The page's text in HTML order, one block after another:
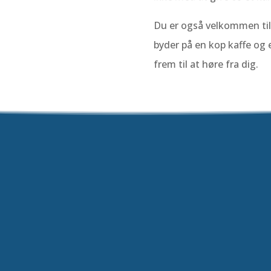
Du er også velkommen
byder på en kop kaffe og
frem til at høre fra dig.